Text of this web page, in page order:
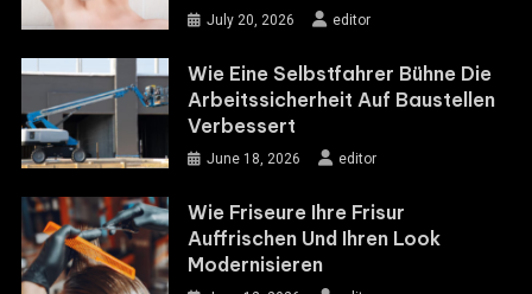
July 20, 2026 editor
Wie Eine Selbstfahrer Bühne Die
Arbeitssicherheit Auf Baustellen
Verbessert
June 18, 2026 editor
Wie Friseure Ihre Frisur
Auffrischen Und Ihren Look
Modernisieren